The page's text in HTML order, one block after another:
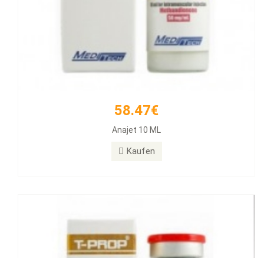
58.47€
Anajet 10 ML
Kaufen
66.21€
T-PROP 100 mg